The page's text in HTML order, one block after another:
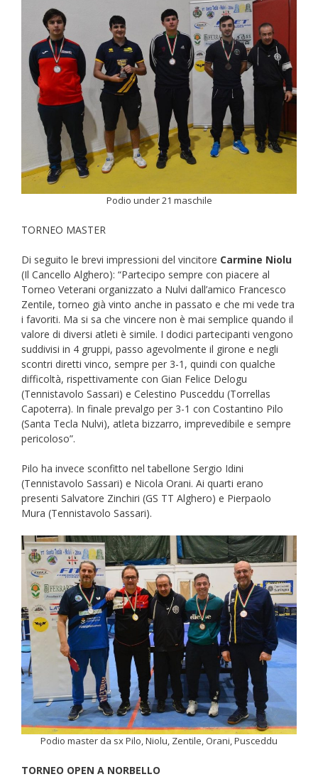
Podio under 21 maschile
TORNEO MASTER
Di seguito le brevi impressioni del vincitore Carmine Niolu
(Il Cancello Alghero): “Partecipo sempre con piacere al
Torneo Veterani organizzato a Nulvi dall’amico Francesco
Zentile, torneo già vinto anche in passato e che mi vede tra
i favoriti. Ma si sa che vincere non è mai semplice quando il
valore di diversi atleti è simile. I dodici partecipanti vengono
suddivisi in 4 gruppi, passo agevolmente il girone e negli
scontri diretti vinco, sempre per 3-1, quindi con qualche
difficoltà, rispettivamente con Gian Felice Delogu
(Tennistavolo Sassari) e Celestino Pusceddu (Torrellas
Capoterra). In finale prevalgo per 3-1 con Costantino Pilo
(Santa Tecla Nulvi), atleta bizzarro, imprevedibile e sempre
pericoloso”.
Pilo ha invece sconfitto nel tabellone Sergio Idini
(Tennistavolo Sassari) e Nicola Orani. Ai quarti erano
presenti Salvatore Zinchiri (GS TT Alghero) e Pierpaolo
Mura (Tennistavolo Sassari).
Podio master da sx Pilo, Niolu, Zentile, Orani, Pusceddu
TORNEO OPEN A NORBELLO